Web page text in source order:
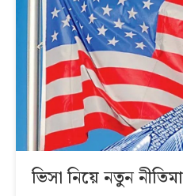
ভিসা নিয়ে নতুন